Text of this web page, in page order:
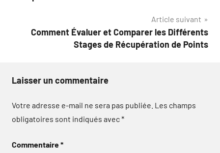
Article suivant
Comment Évaluer et Comparer les Différents
Stages de Récupération de Points
Laisser un commentaire
Votre adresse e-mail ne sera pas publiée. Les champs
obligatoires sont indiqués avec*
Commentaire*